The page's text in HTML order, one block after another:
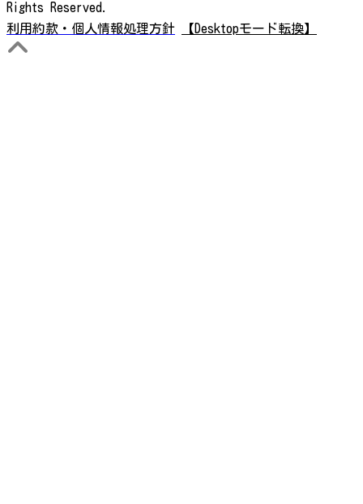
Rights Reserved.
利用約款・個人情報処理方針
【Desktopモード転換】